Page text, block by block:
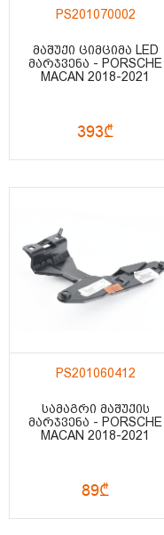
PS201070002
ᲛᲐᲨᲣᲥᲘ ᲪᲘᲛᲪᲘᲛᲐ LED
ᲛᲐᲠᲯᲕᲔᲜᲐ - PORSCHE
MACAN 2018-2021
393₾
PS201060412
ᲡᲐᲛᲐᲒᲠᲘ ᲛᲐᲨᲣᲥᲘᲡ
ᲛᲐᲠᲯᲕᲔᲜᲐ - PORSCHE
MACAN 2018-2021
89₾